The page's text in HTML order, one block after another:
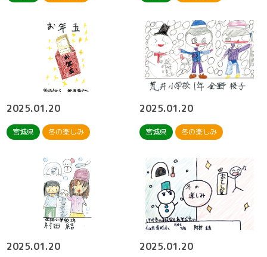
2025.01.20
宮城県 冬の楽しみ
2025.01.20
宮城県 冬の楽しみ
2025.01.20 2025.01.20